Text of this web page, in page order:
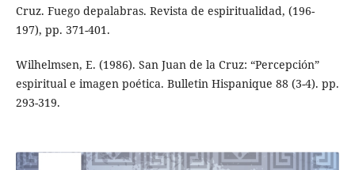
Cruz. Fuego depalabras. Revista de espiritualidad, (196-
197), pp. 371-401.
Wilhelmsen, E. (1986). San Juan de la Cruz: “Percepción”
espiritual e imagen poética. Bulletin Hispanique 88 (3-4). pp.
293-319.